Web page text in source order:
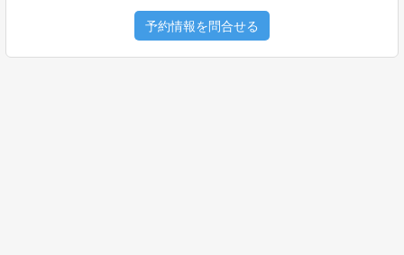
予約情報を問合せる